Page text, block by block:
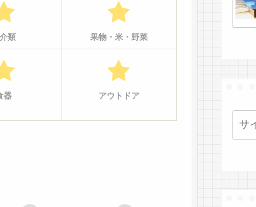
類 果物・米・野菜
器 アウトドア